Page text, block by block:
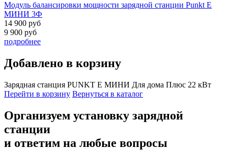
Модуль балансировки мощности зарядной станции Punkt E
МИНИ 3Ф
14 900 руб
9 900 руб
подробнее
Добавлено в корзину
Зарядная станция PUNKT E МИНИ Для дома Плюс 22 кВт
Перейти в корзину Вернуться в каталог
Организуем установку зарядной
станции
и ответим на любые вопросы